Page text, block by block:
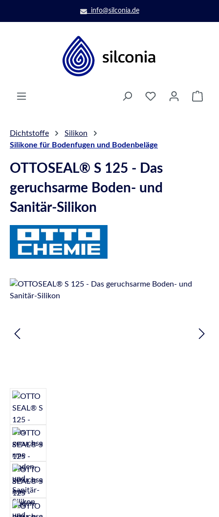
Zum Hauptinhalt springeninfo@silconia.de
Dichtstoffe
Silikon
Silikone für Bodenfugen und Bodenbeläge
OTTOSEAL® S 125 - Das
geruchsarme Boden- und
Sanitär-Silikon
Bildergalerie überspringen